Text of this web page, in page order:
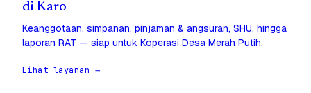
di Karo
Keanggotaan, simpanan, pinjaman & angsuran, SHU, hingga
laporan RAT — siap untuk Koperasi Desa Merah Putih.
Lihat layanan →